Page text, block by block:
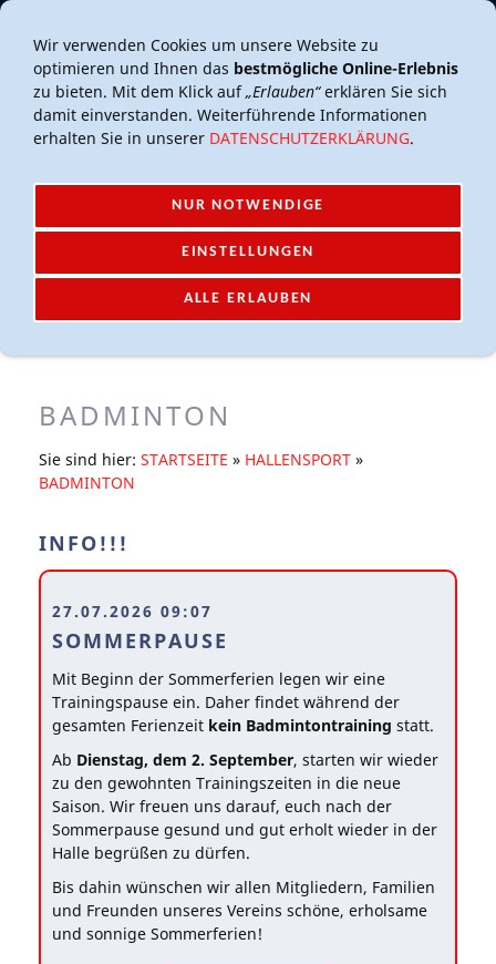
NAVIGATION EINBLENDEN
Navigation einblenden
BADMINTON
Sie sind hier: STARTSEITE » HALLENSPORT »
BADMINTON
INFO!!!
27.07.2026 09:07
SOMMERPAUSE
Mit Beginn der Sommerferien legen wir eine
Trainingspause ein. Daher findet während der
gesamten Ferienzeit kein Badmintontraining statt.
Ab Dienstag, dem 2. September, starten wir wieder
zu den gewohnten Trainingszeiten in die neue
Saison. Wir freuen uns darauf, euch nach der
Sommerpause gesund und gut erholt wieder in der
Halle begrüßen zu dürfen.
Bis dahin wünschen wir allen Mitgliedern, Familien
und Freunden unseres Vereins schöne, erholsame
und sonnige Sommerferien!
Wir verwenden Cookies um unsere Website zu
optimieren und Ihnen das bestmögliche Online-Erlebnis
zu bieten. Mit dem Klick auf„Erlauben“erklären Sie sich
damit einverstanden. Weiterführende Informationen
erhalten Sie in unserer DATENSCHUTZERKLÄRUNG.
NUR NOTWENDIGE
EINSTELLUNGEN
ALLE ERLAUBEN